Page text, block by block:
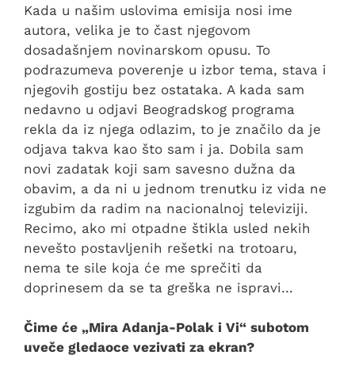
Kada u našim uslovima emisija nosi ime
autora, velika je to čast njegovom
dosadašnjem novinarskom opusu. To
podrazumeva poverenje u izbor tema, stava i
njegovih gostiju bez ostataka. A kada sam
nedavno u odjavi Beogradskog programa
rekla da iz njega odlazim, to je značilo da je
odjava takva kao što sam i ja. Dobila sam
novi zadatak koji sam savesno dužna da
obavim, a da ni u jednom trenutku iz vida ne
izgubim da radim na nacionalnoj televiziji.
Recimo, ako mi otpadne štikla usled nekih
nevešto postavljenih rešetki na trotoaru,
nema te sile koja će me sprečiti da
doprinesem da se ta greška ne ispravi…
Čime će „Mira Adanja-Polak i Vi“ subotom
uveče gledaoce vezivati za ekran?